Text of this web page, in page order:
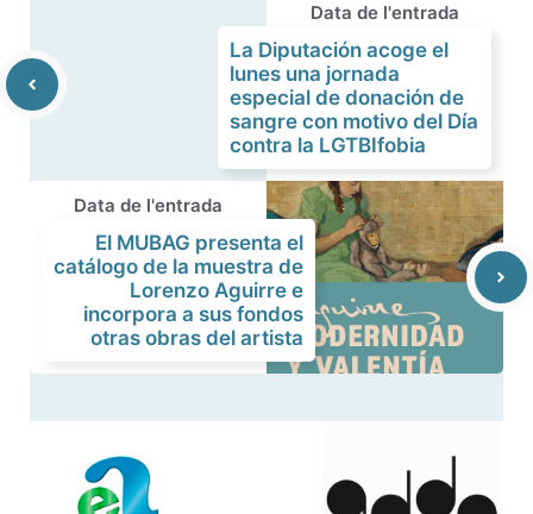
Data de l'entrada
La Diputación acoge el
lunes una jornada
especial de donación de
sangre con motivo del Día
contra la LGTBIfobia
Data de l'entrada
El MUBAG presenta el
catálogo de la muestra de
Lorenzo Aguirre e
incorpora a sus fondos
otras obras del artista